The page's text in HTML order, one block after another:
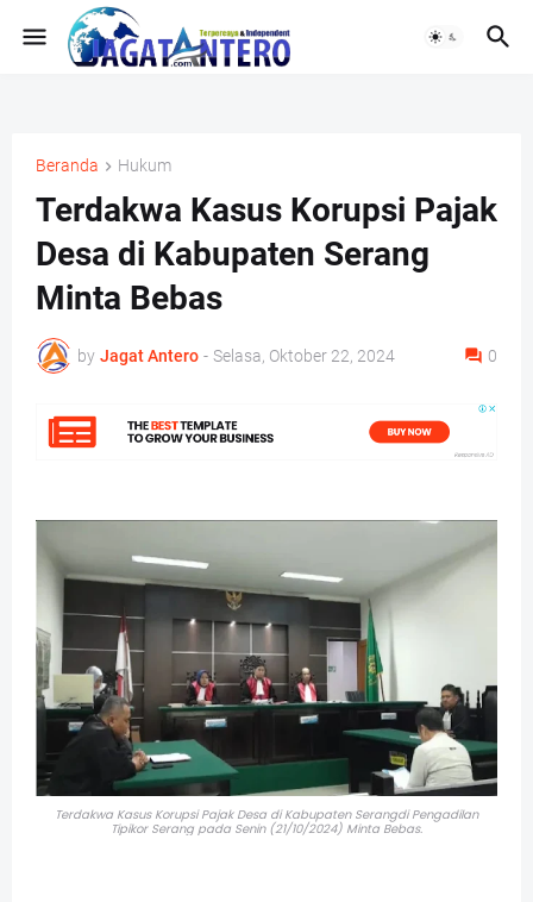
Beranda Hukum
Terdakwa Kasus Korupsi Pajak
Desa di Kabupaten Serang
Minta Bebas
by Jagat Antero - Selasa, Oktober 22, 2024 0
Terdakwa Kasus Korupsi Pajak Desa di Kabupaten Serangdi Pengadilan
Tipikor Serang pada Senin (21/10/2024) Minta Bebas.